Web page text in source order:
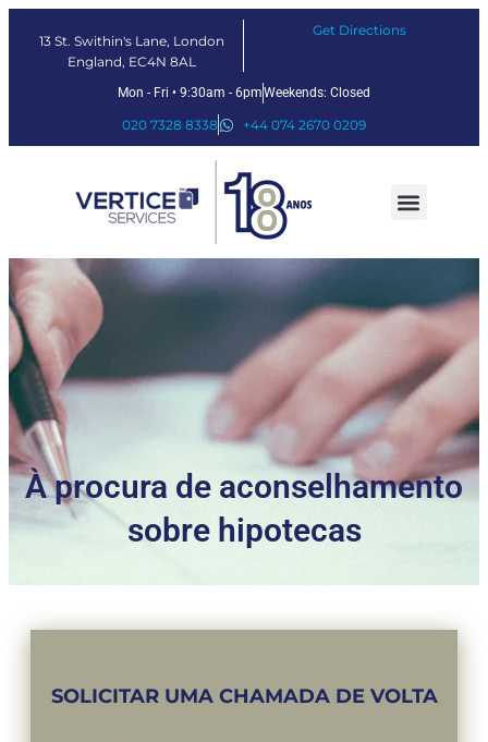
13 St. Swithin's Lane, London
England, EC4N 8AL
Get Directions
Mon - Fri • 9:30am - 6pmWeekends: Closed
020 7328 8338 +44 074 2670 0209
À procura de aconselhamento
sobre hipotecas
SOLICITAR UMA CHAMADA DE VOLTA